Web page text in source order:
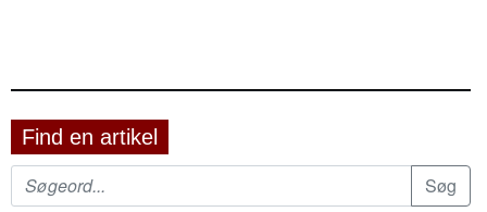
Find en artikel